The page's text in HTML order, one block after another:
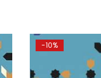
-10%